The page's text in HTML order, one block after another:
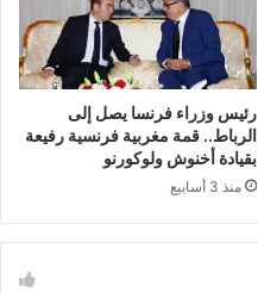
رئيس وزراء فرنسا يصل إلى
الرباط.. قمة مغربية فرنسية رفيعة
بقيادة أخنوش ولوكورنو
منذ 3 أسابيع